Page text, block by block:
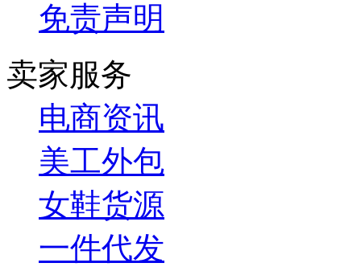
免责声明
卖家服务
电商资讯
美工外包
女鞋货源
一件代发